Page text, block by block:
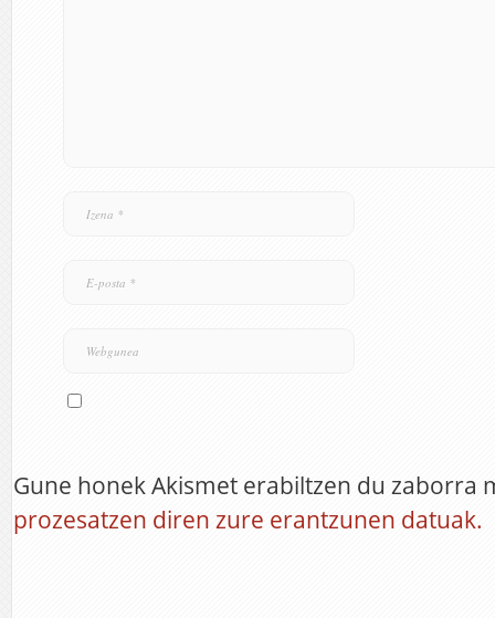
Gune honek Akismet erabiltzen du zaborra
prozesatzen diren zure erantzunen datuak.